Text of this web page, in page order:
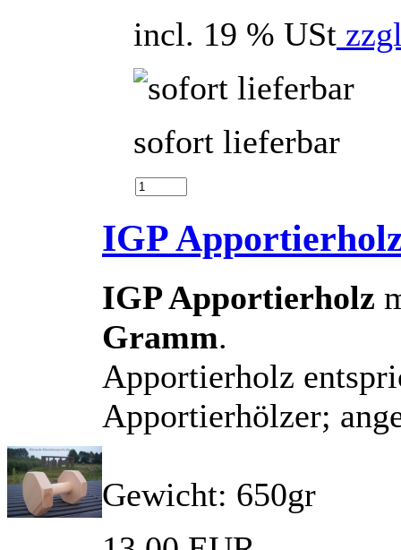
incl. 19 % USt
sofort lieferbar
IGP
IGP Apportierholz
Gramm.
Apportierholz
Apportierhölzer;
Gewicht: 650gr